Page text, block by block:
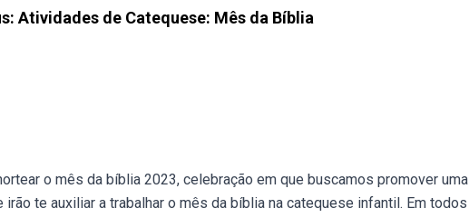
Atividades de Catequese: Mês da Bíblia
o mês da bíblia 2023, celebração em que buscamos promover uma
te auxiliar a trabalhar o mês da bíblia na catequese infantil. Em todos